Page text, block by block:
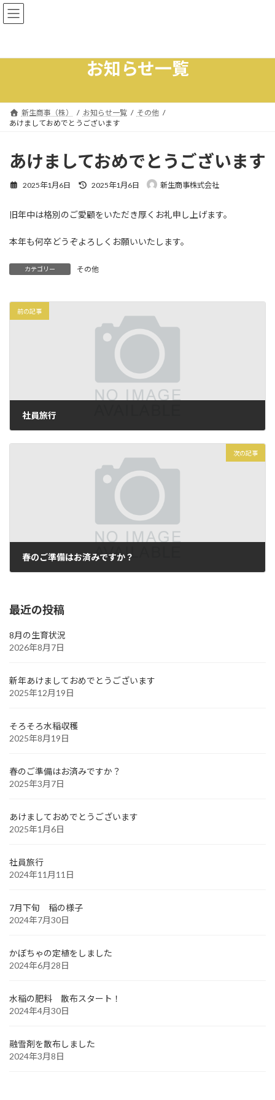
コ
ン
ッ
ナ
ビ
移
お知らせ一覧
新生商事（株） お知らせ一覧
その他
あけましておめでとうございます
あけましておめでとうございます
2025年1月6日
最
新
時
:
2025年1月6日 新生商事株式会社
旧年中は格別のご愛顧をいただき厚くお礼申し上げます。
本年も何卒どうぞよろしくお願いいたします。
カテゴリー その他
前の記事
社員旅行
次の記事
春のご準備はお済みですか？
最近の投稿
8月の生育状況
2026年8月7日
新年あけましておめでとうございます
2025年12月19日
そろそろ水稲収穫
2025年8月19日
春のご準備はお済みですか？
2025年3月7日
あけましておめでとうございます
2025年1月6日
社員旅行
2024年11月11日
7月下旬 稲の様子
2024年7月30日
かぼちゃの定植をしました
2024年6月28日
水稲の肥料 散布スタート！
2024年4月30日
融雪剤を散布しました
2024年3月8日